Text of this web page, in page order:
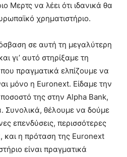
Μερτς να λέει ότι ιδανικά θα
χρηματιστήριο.
σε αυτή τη μεγαλύτερη
γι’ αυτό στηρίξαμε τη
πραγματικά ελπίζουμε να
μόνο η Euronext. Είδαμε την
της στην Alpha Bank,
Συνολικά, θέλουμε να δούμε
επενδύσεις, περισσότερες
και η πρόταση της Euronext
είναι πραγματικά